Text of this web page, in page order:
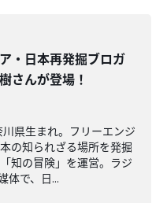
・日本再発掘ブロガ
さんが登場！
県生まれ。フリーエンジ
の知られざる場所を発掘
知の冒険」を運営。ラジ
体で、日...